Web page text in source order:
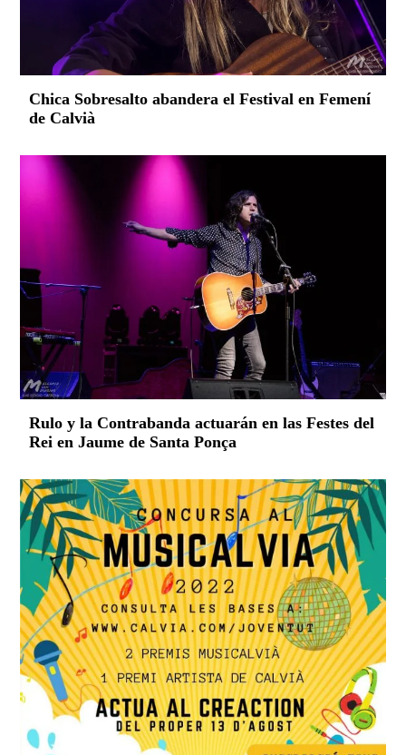
Chica Sobresalto abandera el Festival en Femení
de Calvià
Rulo y la Contrabanda actuarán en las Festes del
Rei en Jaume de Santa Ponça